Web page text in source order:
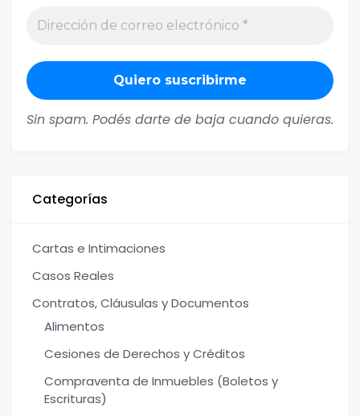
Sin spam. Podés darte de baja cuando quieras.
Categorías
Cartas e Intimaciones
Casos Reales
Contratos, Cláusulas y Documentos
Alimentos
Cesiones de Derechos y Créditos
Compraventa de Inmuebles (Boletos y
Escrituras)